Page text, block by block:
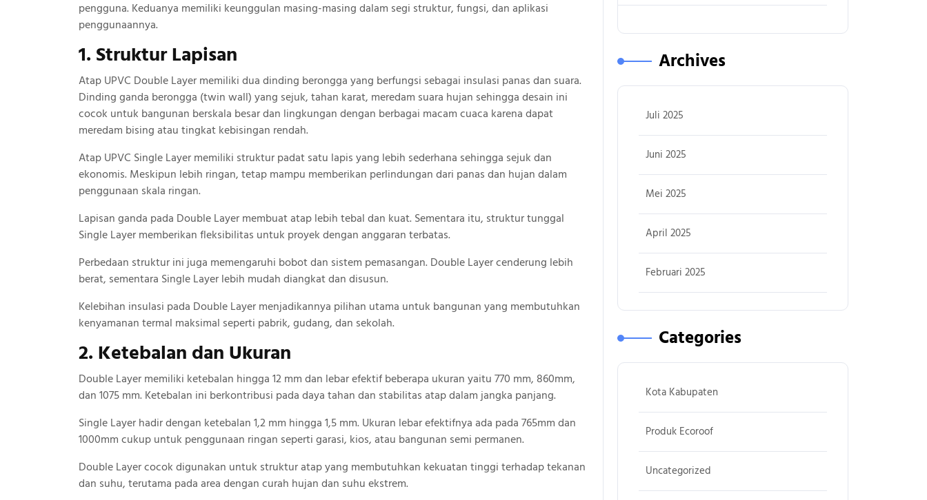
pengguna. Keduanya memiliki keunggulan masing-masing dalam segi struktur, fungsi, dan aplikasi
penggunaannya.
1. Struktur Lapisan
Atap UPVC Double Layer memiliki dua dinding berongga yang berfungsi sebagai insulasi panas dan suara.
Dinding ganda berongga (twin wall) yang sejuk, tahan karat, meredam suara hujan sehingga desain ini
cocok untuk bangunan berskala besar dan lingkungan dengan berbagai macam cuaca karena dapat
meredam bising atau tingkat kebisingan rendah.
Atap UPVC Single Layer memiliki struktur padat satu lapis yang lebih sederhana sehingga sejuk dan
ekonomis. Meskipun lebih ringan, tetap mampu memberikan perlindungan dari panas dan hujan dalam
penggunaan skala ringan.
Lapisan ganda pada Double Layer membuat atap lebih tebal dan kuat. Sementara itu, struktur tunggal
Single Layer memberikan fleksibilitas untuk proyek dengan anggaran terbatas.
Perbedaan struktur ini juga memengaruhi bobot dan sistem pemasangan. Double Layer cenderung lebih
berat, sementara Single Layer lebih mudah diangkat dan disusun.
Kelebihan insulasi pada Double Layer menjadikannya pilihan utama untuk bangunan yang membutuhkan
kenyamanan termal maksimal seperti pabrik, gudang, dan sekolah.
2. Ketebalan dan Ukuran
Double Layer memiliki ketebalan hingga 12 mm dan lebar efektif beberapa ukuran yaitu 770 mm, 860mm,
dan 1075 mm. Ketebalan ini berkontribusi pada daya tahan dan stabilitas atap dalam jangka panjang.
Single Layer hadir dengan ketebalan 1,2 mm hingga 1,5 mm. Ukuran lebar efektifnya ada pada 765mm dan
1000mm cukup untuk penggunaan ringan seperti garasi, kios, atau bangunan semi permanen.
Double Layer cocok digunakan untuk struktur atap yang membutuhkan kekuatan tinggi terhadap tekanan
dan suhu, terutama pada area dengan curah hujan dan suhu ekstrem.
Archives
Juli 2025
Juni 2025
Mei 2025
April 2025
Februari 2025
Categories
Kota Kabupaten
Produk Ecoroof
Uncategorized